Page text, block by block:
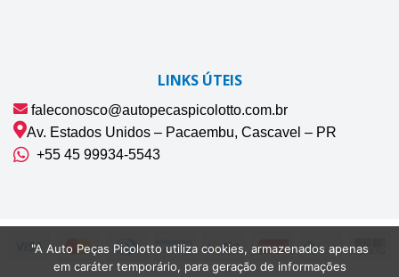
LINKS ÚTEIS
faleconosco@autopecaspicolotto.com.br
Av. Estados Unidos – Pacaembu, Cascavel – PR
+55 45 99934‑5543‬
"A Auto Peças Picolotto utiliza cookies, armazenados apenas
em caráter temporário, para geração de informações